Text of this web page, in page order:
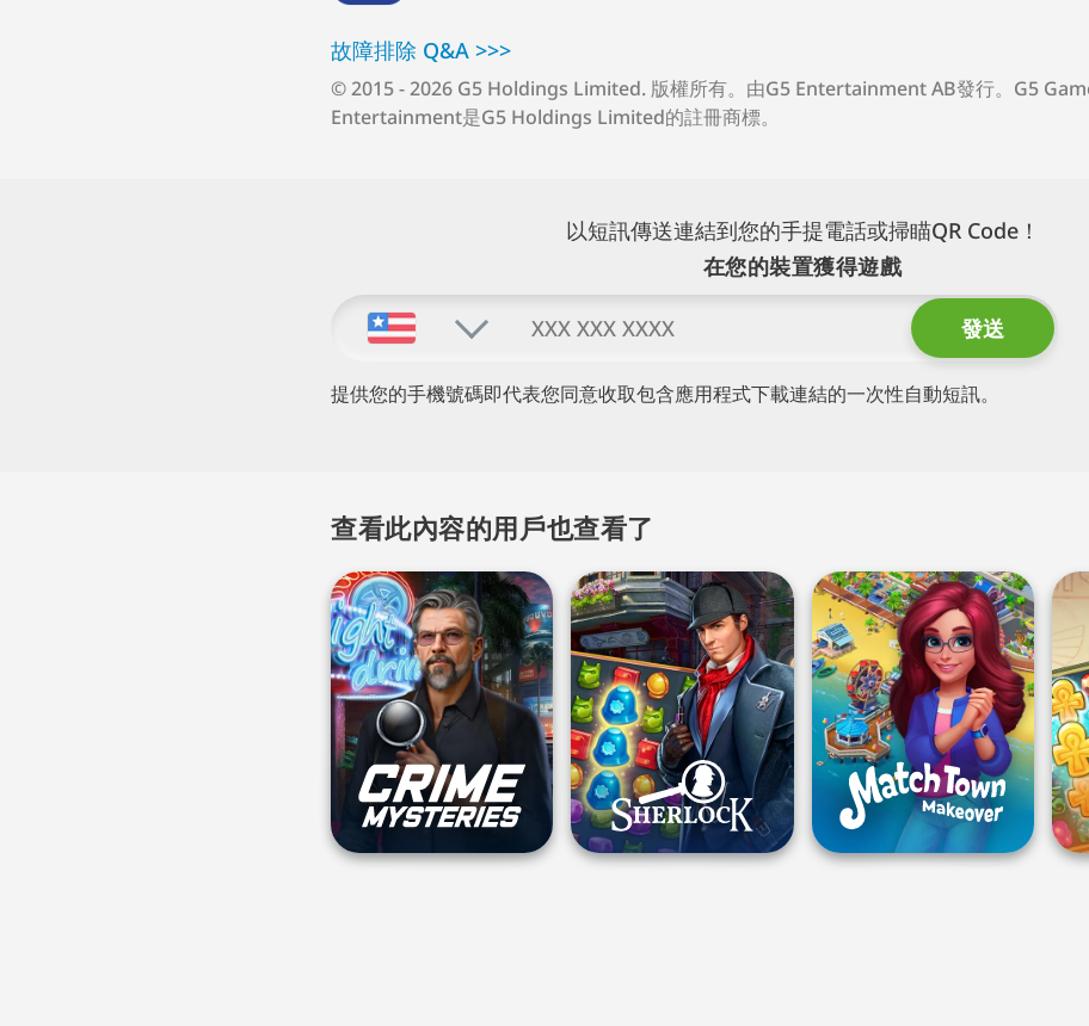
故障排除 Q⁠&⁠A >⁠>⁠>
© 2015 - 2026 G5 Holdings Limited. 版權所有。 由G5 Entertainment AB發行。G5
Entertainment是G5 Holdings Limited的註冊商標。
以短訊傳送連結到您的手提電話或掃瞄QR Code！
在您的裝置獲得遊戲
提供您的手機號碼即代表您同意收取包含應用程式下載連結的一次性自動短訊。
查看此內容的用戶也查看了